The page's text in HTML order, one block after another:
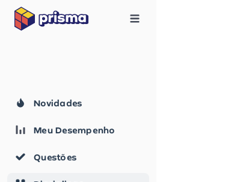
Novidades
Meu Desempenho
Questões